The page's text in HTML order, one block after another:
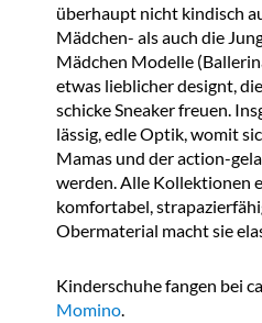
überhaupt nicht kindisch
Mädchen- als auch die
Mädchen Modelle
etwas lieblicher designt,
schicke Sneaker freuen.
lässig, edle Optik, womit
Mamas und der action-
werden. Alle Kollektionen
komfortabel,
Obermaterial macht sie
Kinderschuhe fangen bei
Momino.